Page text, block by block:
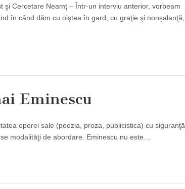
Cercetare Neamţ – Într-un interviu anterior, vorbeam
în când dăm cu oiştea în gard, cu graţie şi nonşalanţă,
Eminescu
operei sale (poezia, proza, publicistica) cu siguranţă
modalităţi de abordare. Eminescu nu este…